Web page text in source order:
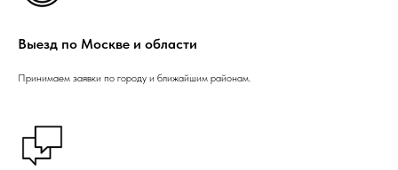
Выезд по Москве и области
Принимаем заявки по городу и ближайшим районам.